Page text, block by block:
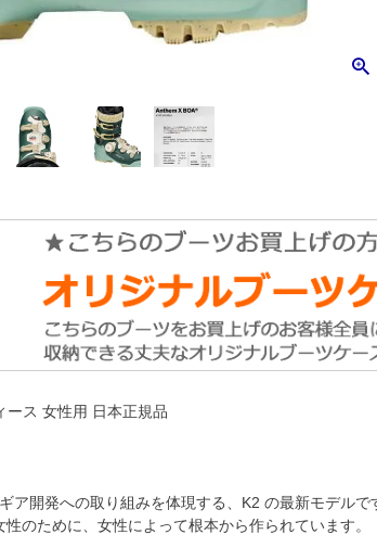
ース 女性用 日本正規品
ア開発への取り組みを体現する、K2 の最新モデルで
のために、女性によって根本から作られています。